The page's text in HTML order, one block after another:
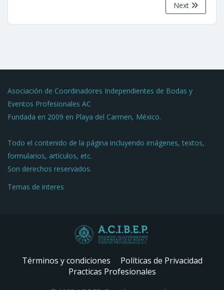
Next
Asociación de Coordinadores Independientes de Bodas y
Eventos Profesionales AC
Fundada en 2009 en Playa del Carmen, México.
Todo el contenido de la página incluyendo imágenes, textos,
formularios, artículos, etc.
Son derechos reservados.
Temas de interes
Términos y condiciones
Políticas de Privacidad
Practicas Profesionales